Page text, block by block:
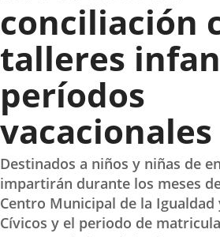
conciliación
talleres
períodos
vacacionales
Destinados a niños y niñas de
impartirán durante los meses
Centro Municipal de la Igualdad
Cívicos y el periodo de